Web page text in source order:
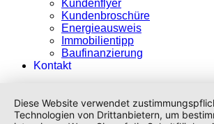
Kundenflyer
Kundenbroschüre
Energieausweis
Immobilientipp
Baufinanzierung
Kontakt
Diese Website verwendet
Technologien von Drittanbietern, um